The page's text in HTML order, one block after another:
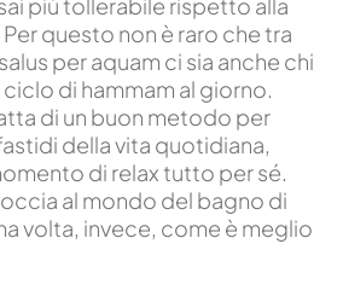
più tollerabile rispetto alla
questo non è raro che tra
per aquam ci sia anche chi
di hammam al giorno.
di un buon metodo per
della vita quotidiana,
di relax tutto per sé.
al mondo del bagno di
volta, invece, come è meglio